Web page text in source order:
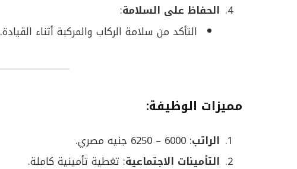
الحفاظ على السلامة:
التأكد من سلامة الركاب والمركبة أثناء القيادة.
مميزات الوظيفة:
الراتب: 6000 – 6250 جنيه مصري.
التأمينات الاجتماعية: تغطية تأمينية كاملة.